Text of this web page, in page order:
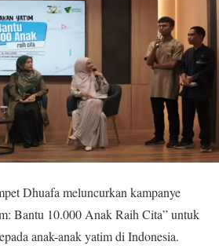
Dhuafa meluncurkan kampanye
Bantu 10.000 Anak Raih Cita” untuk
anak-anak yatim di Indonesia.